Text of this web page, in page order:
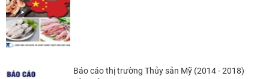
Báo cáo thị trường Thủy sản Mỹ (2014 - 2018)